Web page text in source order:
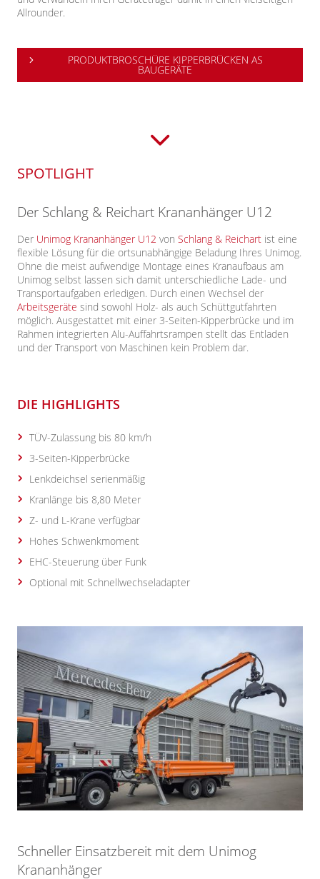
Allrounder.
PRODUKTBROSCHÜRE KIPPERBRÜCKEN AS
BAUGERÄTE
SPOTLIGHT
Der Schlang & Reichart Krananhänger U12
Der Unimog Krananhänger U12 von Schlang & Reichart ist eine
flexible Lösung für die ortsunabhängige Beladung Ihres Unimog.
Ohne die meist aufwendige Montage eines Kranaufbaus am
Unimog selbst lassen sich damit unterschiedliche Lade- und
Transportaufgaben erledigen. Durch einen Wechsel der
Arbeitsgeräte sind sowohl Holz- als auch Schüttgutfahrten
möglich. Ausgestattet mit einer 3-Seiten-Kipperbrücke und im
Rahmen integrierten Alu-Auffahrtsrampen stellt das Entladen
und der Transport von Maschinen kein Problem dar.
DIE HIGHLIGHTS
TÜV-Zulassung bis 80 km/h
3-Seiten-Kipperbrücke
Lenkdeichsel serienmäßig
Kranlänge bis 8,80 Meter
Z- und L-Krane verfügbar
Hohes Schwenkmoment
EHC-Steuerung über Funk
Optional mit Schnellwechseladapter
Schneller Einsatzbereit mit dem Unimog
Krananhänger